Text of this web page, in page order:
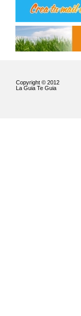
Copyright © 2012
La Guia Te Guia